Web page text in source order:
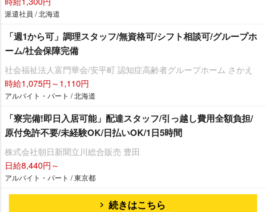
派遣社員 / 北海道
「週1から可」調理スタッフ/無資格可/シフト相談可/グループホ
ーム/社会保障完備
社会福祉法人富門華会/安平町 認知症高齢者グループホーム さかえ
時給1,075円～1,110円
アルバイト・パート / 北海道
「寮完備!即日入居可能」配達スタッフ/引っ越し費用全額負担/
原付免許不要/未経験OK/日払いOK/1日5時間
株式会社朝日新聞立川総合販売 豊田
日給8,440円～
アルバイト・パート / 東京都
続きはこちら